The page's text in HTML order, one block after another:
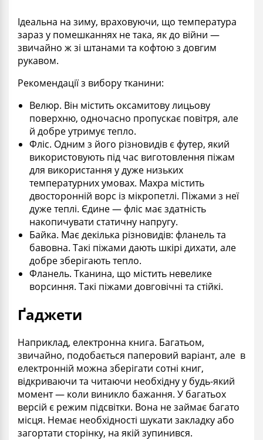
Ідеальна на зиму, враховуючи, що температура
зараз у помешканнях не така, як до війни —
звичайно ж зі штанами та кофтою з довгим
рукавом.
Рекомендації з вибору тканини:
Велюр. Він містить оксамитову лицьову
поверхню, одночасно пропускає повітря, але
й добре утримує тепло.
Фліс. Одним з його різновидів є футер, який
використовують під час виготовлення піжам
для використання у дуже низьких
температурних умовах. Махра містить
двосторонній ворс із мікропетлі. Піжами з неї
дуже теплі. Єдине — фліс має здатність
накопичувати статичну напругу.
Байка. Має декілька різновидів: фланель та
бавовна. Такі піжами дають шкірі дихати, але
добре зберігають тепло.
Фланель. Тканина, що містить невелике
ворсиння. Такі піжами довговічні та стійкі.
Ґаджети
Наприклад, електронна книга. Багатьом,
звичайно, подобається паперовий варіант, але в
електронній можна зберігати сотні книг,
відкриваючи та читаючи необхідну у будь-який
момент — коли виникло бажання. У багатьох
версій є режим підсвітки. Вона не займає багато
місця. Немає необхідності шукати закладку або
загортати сторінку, на якій зупинився.